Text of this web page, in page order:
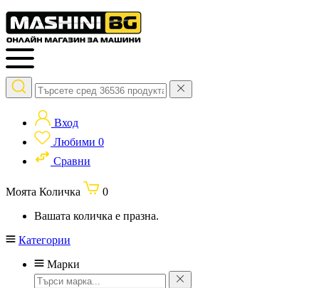
Вход
Любими 0
Сравни
Моята Количка
0
Вашата количка е празна.
Категории
Марки